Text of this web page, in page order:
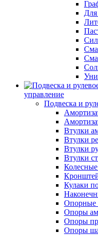
управление
Подвеска и
Втулки
Втулки
Втулки
Втулки
Кулаки
Опорные
Опоры
Опоры
Опоры